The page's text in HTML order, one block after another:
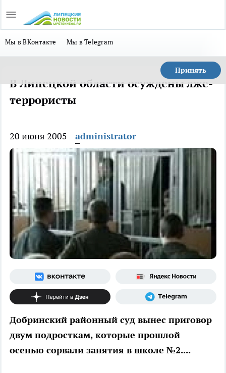
Мы в ВКонтакте Мы в Telegram
Принять
В Липецкой области осуждены лже-
террористы
20 июня 2005 administrator
Добринский районный суд вынес приговор
двум подросткам, которые прошлой
осенью сорвали занятия в школе №2....